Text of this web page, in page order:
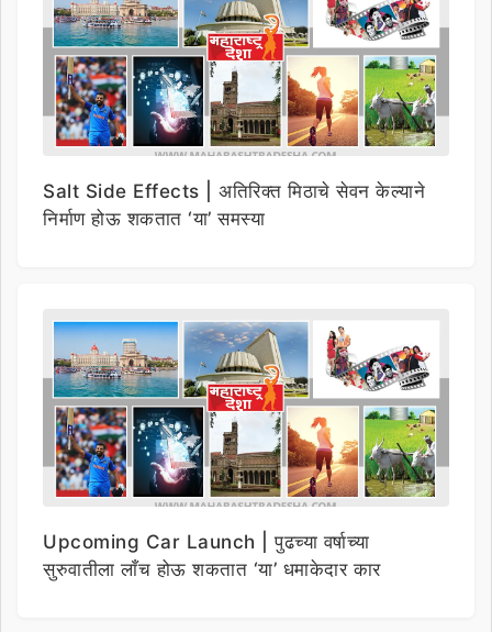
Salt Side Effects | अतिरिक्त मिठाचे सेवन केल्याने
निर्माण होऊ शकतात ‘या’ समस्या
Upcoming Car Launch | पुढच्या वर्षाच्या
सुरुवातीला लाँच होऊ शकतात ‘या’ धमाकेदार कार